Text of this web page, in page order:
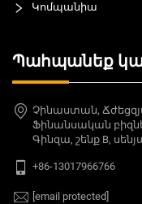
Կոմպանիա
Պահպանեք
Չինաստան,
Ֆինանսական
Գինզա, շենք B,
+86-13017966766
[email protected]